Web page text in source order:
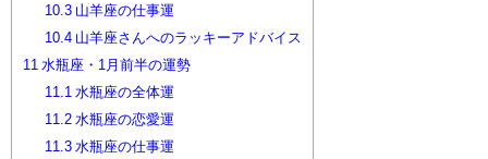
10.3山羊座の仕事運
10.4山羊座さんへのラッキーアドバイス
11 水瓶座・1月前半の運勢
11.1 水瓶座の全体運
11.2水瓶座の恋愛運
11.3水瓶座の仕事運